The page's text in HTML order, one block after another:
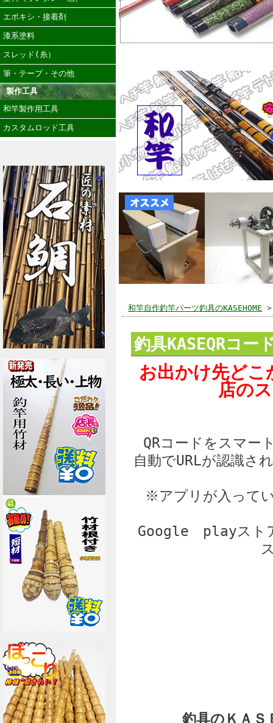
エポキシ・接着剤
漆系塗料
スレッド(糸）
筆・テープ・その他
製作工具
和竿製作用工具
カスタムロッド工具
和竿自作釣竿パーツ釣具のKASEHOME
釣具KASEQRコー
お出かけ先ど
店の
QRコードをスマー
自動でURLが認識さ
※アプリが入って
Google playストア
釣具のＫＡ